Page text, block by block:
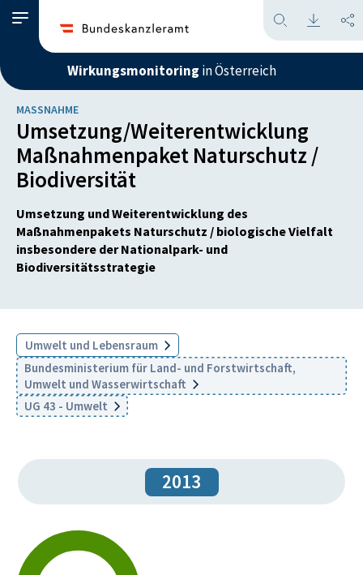
Wirkungsmonitoring in Österreich
MASSNAHME
Umsetzung/Weiterentwicklung
Maßnahmenpaket Naturschutz /
Biodiversität
Umsetzung und Weiterentwicklung des
Maßnahmenpakets Naturschutz / biologische Vielfalt
insbesondere der Nationalpark- und
Biodiversitätsstrategie
Umwelt und Lebensraum
Bundesministerium für Land- und Forstwirtschaft,
Umwelt und Wasserwirtschaft
UG 43 - Umwelt
2013